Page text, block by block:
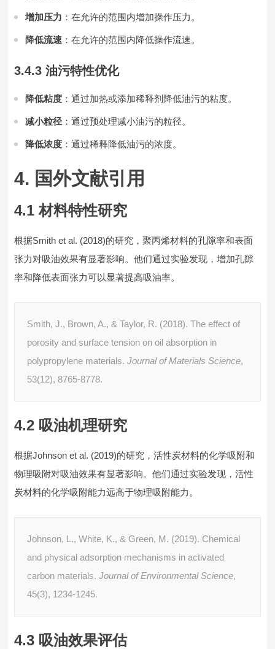
增加压力 ：在允许的范围内增加操作压力。
降低流速 ：在允许的范围内降低操作流速。
3.4.3 油污特性优化
降低粘度 ：通过加热或添加稀释剂降低油污的粘度。
减小粒径 ：通过预处理减小油污的粒径。
降低浓度 ：通过稀释降低油污的浓度。
4. 国外文献引用
4.1 材料特性研究
根据Smith et al. (2018)的研究，聚丙烯材料的孔隙率和表面
张力对吸油效果有显著影响。他们通过实验发现，增加孔隙
率和降低表面张力可以显著提高吸油率。
Smith, J., Brown, A., & Taylor, R. (2018). The effect of
porosity and surface tension on oil absorption in
polypropylene materials.Journal of Materials Science,
53(12), 8765-8778.
4.2 吸油机理研究
根据Johnson et al. (2019)的研究，活性炭材料的化学吸附和
物理吸附对吸油效果有显著影响。他们通过实验发现，活性
炭材料的化学吸附能力远高于物理吸附能力。
Johnson, L., White, K., & Green, M. (2019). Chemical
and physical adsorption mechanisms in activated
carbon materials.Journal of Environmental Science,
45(3), 1234-1245.
4.3 吸油效果评估